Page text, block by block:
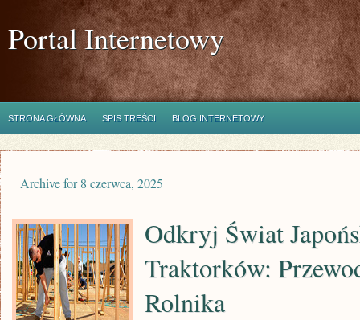
Portal Internetowy
STRONA GŁÓWNA SPIS TREŚCI BLOG INTERNETOWY
Archive for 8 czerwca, 2025
Odkryj Świat
Traktorków:
Rolnika